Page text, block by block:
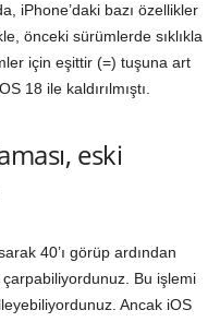
iPhone’daki bazı özellikler
önceki sürümlerde sıklıkla
için eşittir (=) tuşuna art
18 ile kaldırılmıştı.
eski
40’ı görüp ardından
Bu işlemi
Ancak iOS